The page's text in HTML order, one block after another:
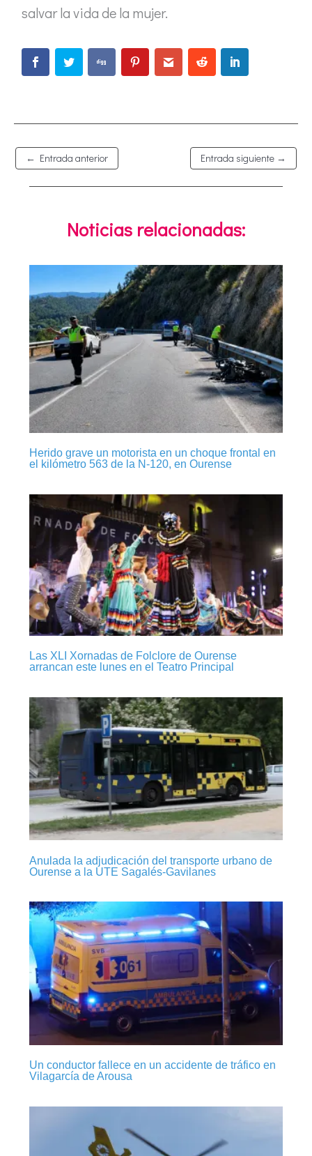
salvar la vida de la mujer.
← Entrada anterior Entrada siguiente →
Noticias relacionadas:
Herido grave un motorista en un choque frontal en
el kilómetro 563 de la N-120, en Ourense
Las XLI Xornadas de Folclore de Ourense
arrancan este lunes en el Teatro Principal
Anulada la adjudicación del transporte urbano de
Ourense a la UTE Sagalés-Gavilanes
Un conductor fallece en un accidente de tráfico en
Vilagarcía de Arousa